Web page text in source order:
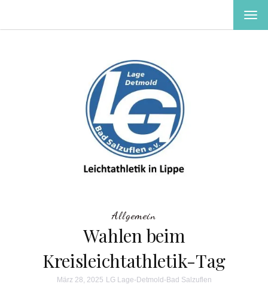
Allgemein
Wahlen beim
Kreisleichtathletik-Tag
März 28, 2025 LG Lage-Detmold-Bad Salzuflen